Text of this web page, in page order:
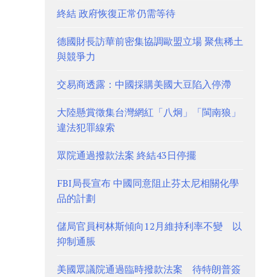
終結 政府恢復正常仍需等待
德國財長訪華前密集協調歐盟立場 聚焦稀土
與競爭力
交易商透露：中國採購美國大豆陷入停滯
大陸懸賞徵集台灣網紅「八炯」「閩南狼」
違法犯罪線索
眾院通過撥款法案 終結43日停擺
FBI局長宣布 中國同意阻止芬太尼相關化學
品的計劃
儲局官員柯林斯傾向12月維持利率不變 以
抑制通脹
美國眾議院通過臨時撥款法案 待特朗普簽